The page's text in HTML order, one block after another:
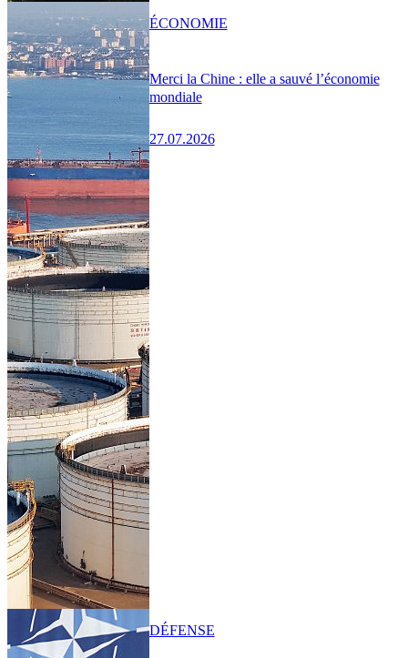
Merci la Chine : elle a sauvé l’économie
mondiale
27.07.2026
ÉCONOMIE
DÉFENSE